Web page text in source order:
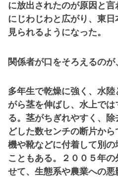
に放出されたのが原因と
にじわじわと広がり、東
見られるようになった。
関係者が口をそろえるのが
多年生で乾燥に強く、水
がら茎を伸ばし、水上で
る。茎がちぎれやすく、
どした数センチの断片か
機や靴などに付着して別
こともある。２００５年
せて、生態系や農業への